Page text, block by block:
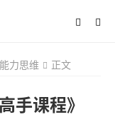
能力思维 正文
手课程》